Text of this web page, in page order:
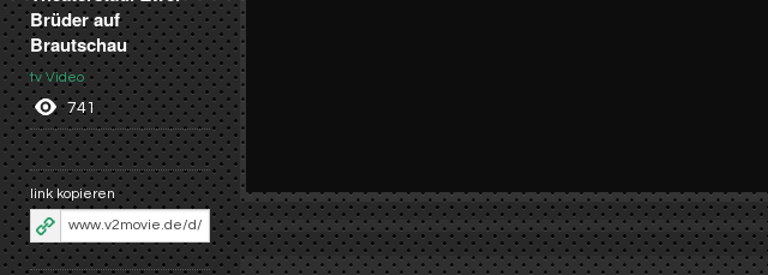
Brüder auf
Brautschau
tv Video
741
link kopieren